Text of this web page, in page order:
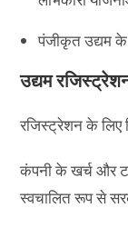
पंजीकृत उद्यम के
उद्यम
रजिस्ट्रेशन के लिए
कंपनी के खर्च और
स्वचालित रूप से